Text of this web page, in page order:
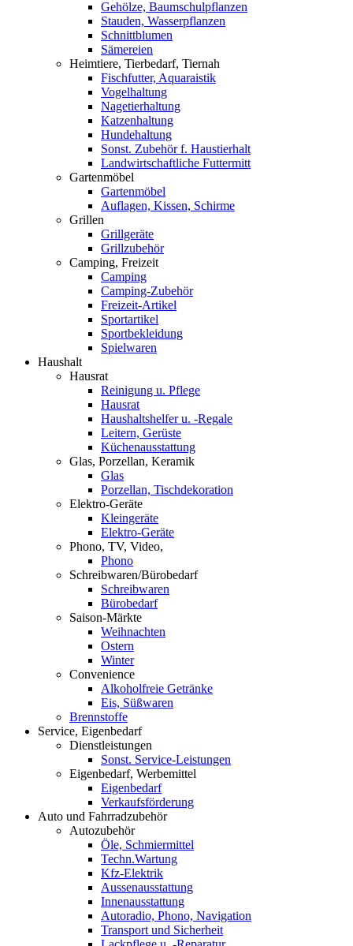
Gehölze, Baumschulpflanzen
Stauden, Wasserpflanzen
Schnittblumen
Sämereien
Heimtiere, Tierbedarf, Tiernah
Fischfutter, Aquaraistik
Vogelhaltung
Nagetierhaltung
Katzenhaltung
Hundehaltung
Sonst. Zubehör f. Haustierhalt
Landwirtschaftliche Futtermitt
Gartenmöbel
Gartenmöbel
Auflagen, Kissen, Schirme
Grillen
Grillgeräte
Grillzubehör
Camping, Freizeit
Camping
Camping-Zubehör
Freizeit-Artikel
Sportartikel
Sportbekleidung
Spielwaren
Haushalt
Hausrat
Reinigung u. Pflege
Hausrat
Haushaltshelfer u. -Regale
Leitern, Gerüste
Küchenausstattung
Glas, Porzellan, Keramik
Glas
Porzellan, Tischdekoration
Elektro-Geräte
Kleingeräte
Elektro-Geräte
Phono, TV, Video,
Phono
Schreibwaren/Bürobedarf
Schreibwaren
Bürobedarf
Saison-Märkte
Weihnachten
Ostern
Winter
Convenience
Alkoholfreie Getränke
Eis, Süßwaren
Brennstoffe
Service, Eigenbedarf
Dienstleistungen
Sonst. Service-Leistungen
Eigenbedarf, Werbemittel
Eigenbedarf
Verkaufsförderung
Auto und Fahrradzubehör
Autozubehör
Öle, Schmiermittel
Techn.Wartung
Kfz-Elektrik
Aussenausstattung
Innenausstattung
Autoradio, Phono, Navigation
Transport und Sicherheit